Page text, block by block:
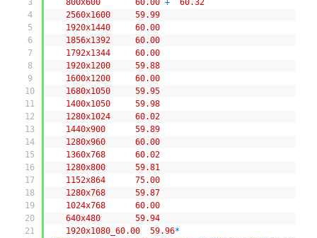
3
4
5
6
7
8
9
10
11
12
13
14
15
16
17
18
19
20
21
800x600
60.00 +
60.32
2560x1600
59.99
1920x1440
60.00
1856x1392
60.00
1792x1344
60.00
1920x1200
59.88
1600x1200
60.00
1680x1050
59.95
1400x1050
59.98
1280x1024
60.02
1440x900
59.89
1280x960
60.00
1360x768
60.02
1280x800
59.81
1152x864
75.00
1280x768
59.87
1024x768
60.00
640x480
59.94
1920x1080_60.00
59.96*